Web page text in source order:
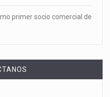
primer socio comercial de